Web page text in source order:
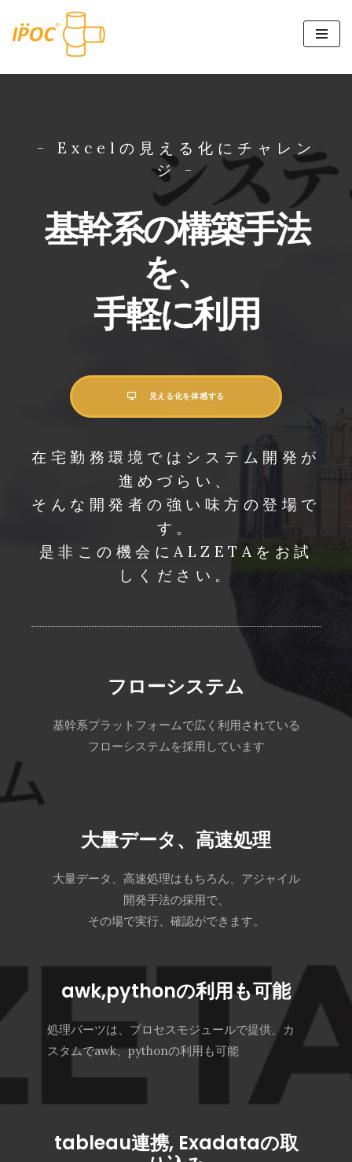
コ
- Excelの見える化にチャレン
ジ -
基幹系の構築手法
を、
手軽に利用
見える化を体感する
在宅勤務環境ではシステム開発が
進めづらい、
そんな開発者の強い味方の登場で
す。
是非この機会にALZETAをお試
しください。
フローシステム
基幹系プラットフォームで広く利用されている
フローシステムを採用しています
大量データ、高速処理
大量データ、高速処理はもちろん、アジャイル
開発手法の採用で、
その場で実行、確認ができます。
awk,pythonの利用も可能
処理パーツは、プロセスモジュールで提供、カ
スタムでawk、pythonの利用も可能
tableau連携, Exadataの取